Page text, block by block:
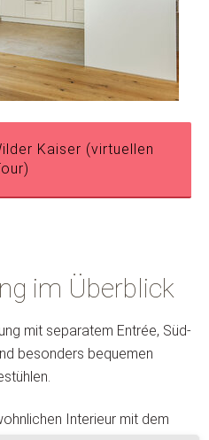
Kaiser (virtuellen
im Überblick
mit separatem Entrée, Süd-
besonders bequemen
Interieur mit dem